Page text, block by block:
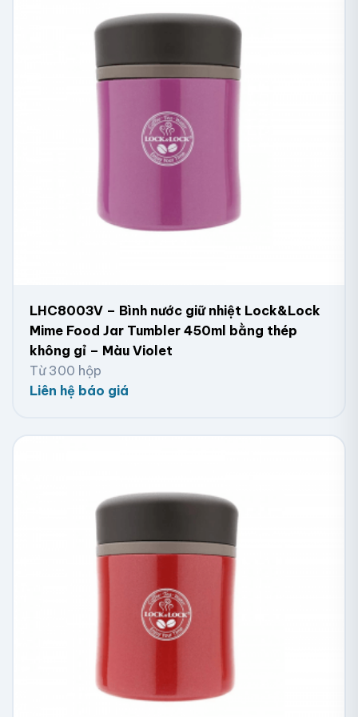
LHC8003V – Bình nước giữ nhiệt Lock&Lock
Mime Food Jar Tumbler 450ml bằng thép
không gỉ – Màu Violet
Từ 300 hộp
Liên hệ báo giá